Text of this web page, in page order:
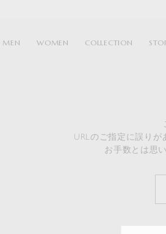
MEN WOMEN COLLECTION
URLのご指定に誤りが
お手数とは思